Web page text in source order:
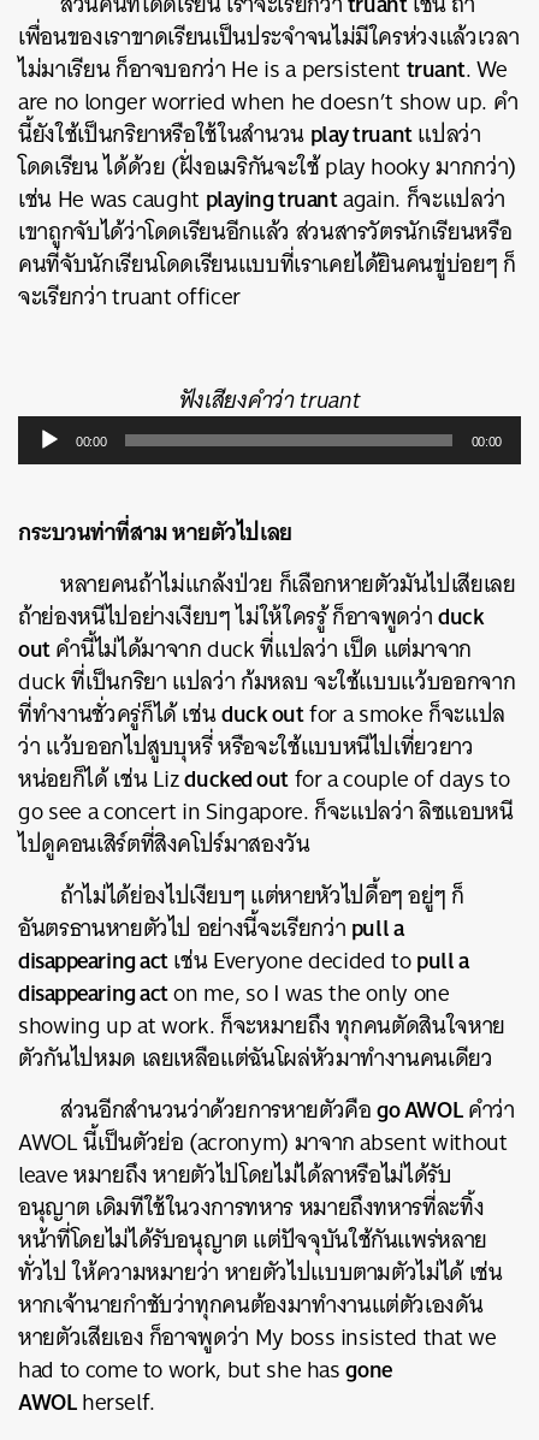
เพื่อนของเราขาดเรียนเป็นประจำจนไม่มีใครห่วงแล้วเวลา
ไม่มาเรียน ก็อาจบอกว่า He is a persistenttruant. We
are no longer worried when he doesn’t show up. คำ
นี้ยังใช้เป็นกริยาหรือใช้ในสำนวนplay truantแปลว่า
โดดเรียน ได้ด้วย (ฝั่งอเมริกันจะใช้ play hooky มากกว่า)
เช่น He was caughtplaying truantagain. ก็จะแปลว่า
เขาถูกจับได้ว่าโดดเรียนอีกแล้ว ส่วนสารวัตรนักเรียนหรือ
คนที่จับนักเรียนโดดเรียนแบบที่เราเคยได้ยินคนขู่บ่อยๆ ก็
จะเรียกว่า truant officer
ฟังเสียงคำว่า truant
Audio
Player
00:00 00:00
กระบวนท่าที่สาม หายตัวไปเลย
หลายคนถ้าไม่แกล้งป่วย ก็เลือกหายตัวมันไปเสียเลย
ถ้าย่องหนีไปอย่างเงียบๆ ไม่ให้ใครรู้ ก็อาจพูดว่าduck
outคำนี้ไม่ได้มาจาก duck ที่แปลว่า เป็ด แต่มาจาก
duck ที่เป็นกริยา แปลว่า ก้มหลบ จะใช้แบบแว้บออกจาก
ที่ทำงานชั่วครู่ก็ได้ เช่นduck outfor a smoke ก็จะแปล
ว่า แว้บออกไปสูบบุหรี่ หรือจะใช้แบบหนีไปเที่ยวยาว
หน่อยก็ได้ เช่น Lizducked outfor a couple of days to
go see a concert in Singapore. ก็จะแปลว่า ลิซแอบหนี
ไปดูคอนเสิร์ตที่สิงคโปร์มาสองวัน
ถ้าไม่ได้ย่องไปเงียบๆ แต่หายหัวไปดื้อๆ อยู่ๆ ก็
อันตรธานหายตัวไป อย่างนี้จะเรียกว่าpull a
disappearing actเช่น Everyone decided topull a
disappearing acton me, so I was the only one
showing up at work. ก็จะหมายถึง ทุกคนตัดสินใจหาย
ตัวกันไปหมด เลยเหลือแต่ฉันโผล่หัวมาทำงานคนเดียว
ส่วนอีกสำนวนว่าด้วยการหายตัวคือgo AWOLคำว่า
AWOL นี้เป็นตัวย่อ (acronym) มาจาก absent without
leave หมายถึง หายตัวไปโดยไม่ได้ลาหรือไม่ได้รับ
อนุญาต เดิมทีใช้ในวงการทหาร หมายถึงทหารที่ละทิ้ง
หน้าที่โดยไม่ได้รับอนุญาต แต่ปัจจุบันใช้กันแพร่หลาย
ทั่วไป ให้ความหมายว่า หายตัวไปแบบตามตัวไม่ได้ เช่น
หากเจ้านายกำชับว่าทุกคนต้องมาทำงานแต่ตัวเองดัน
หายตัวเสียเอง ก็อาจพูดว่า My boss insisted that we
had to come to work, but she hasgone
AWOLherself.